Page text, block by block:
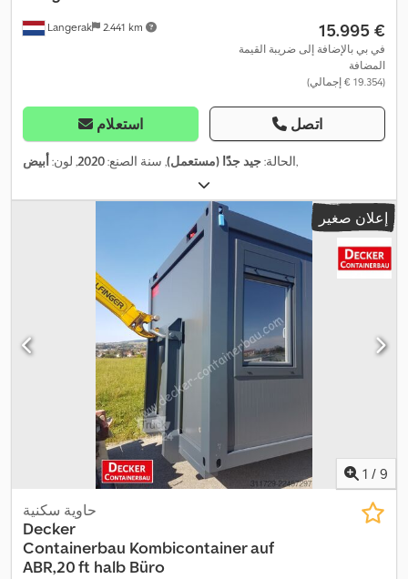
Langerak 2.441 km ‏15.995 €
في بي بالإضافة إلى ضريبة القيمة
المضافة
(‏19.354 € إجمالي)
استعلام اتصل
الحالة:جيد جدًا (مستعمل), سنة الصنع:2020, لون:أبيض ,
إعلان صغير
1 / 9
حاوية سكنية
Decker
Containerbau Kombicontainer auf
ABR,20 ft halb Büro